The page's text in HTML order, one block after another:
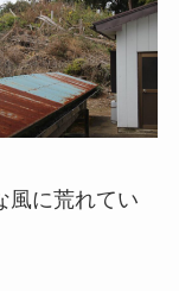
風に荒れてい